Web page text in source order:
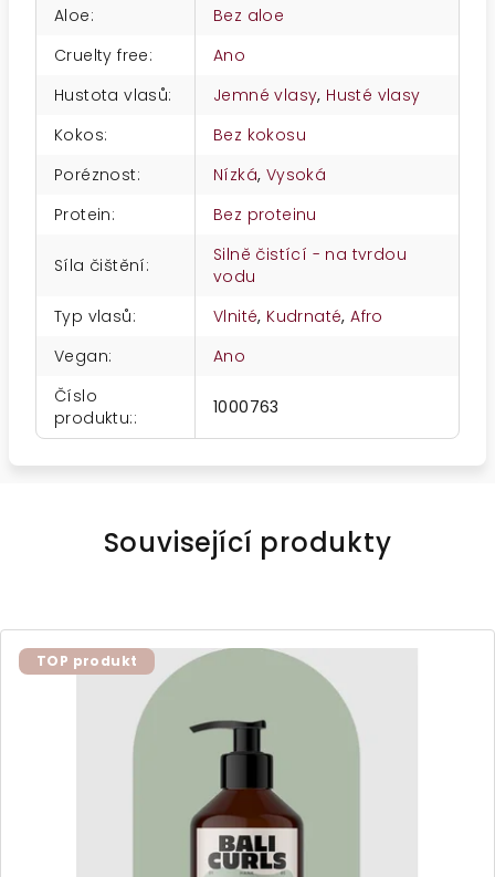
Aloe:
Bez aloe
Cruelty free:
Ano
Hustota vlasů: Jemné vlasy, Husté vlasy
Kokos:
Bez kokosu
Poréznost: Nízká, Vysoká
Protein: Bez proteinu
Síla čištění:
Silně čistící - na tvrdou
vodu
Typ vlasů: Vlnité, Kudrnaté,Afro
Vegan:
Ano
Číslo
produktu:: 1000763
Související produkty
TOP produkt